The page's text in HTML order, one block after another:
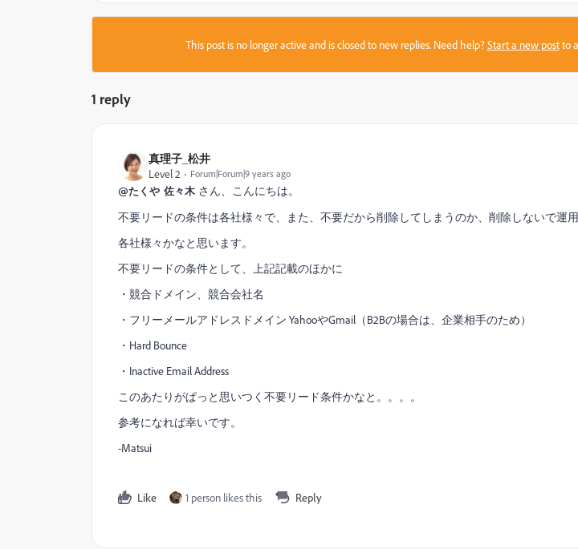
This post is no longer active and is closed to new replies. Need help?Start a new postto
1 reply
真理子_松井
Level 2
Forum|Forum|9 years ago
@たくや 佐々木 さん、こんにちは。
不要リードの条件は各社様々で、また、不要だから削除してしまうのか、削除しないで運
各社様々かなと思います。
不要リードの条件として、上記記載のほかに
・競合ドメイン、競合会社名
・フリーメールアドレスドメイン YahooやGmail（B2Bの場合は、企業相手のため）
・Hard Bounce
・Inactive Email Address
このあたりがぱっと思いつく不要リード条件かなと。。。。
参考になれば幸いです。
-Matsui
Like 1 person likes this Reply